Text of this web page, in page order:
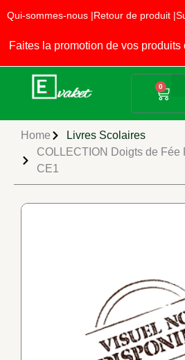
au
contenu
Qui-sommes-nous |Retour de produit |
la promotion de vos produits
0
Home
Livres Scolaires
COLLECTION Doigts de Fée
CE1